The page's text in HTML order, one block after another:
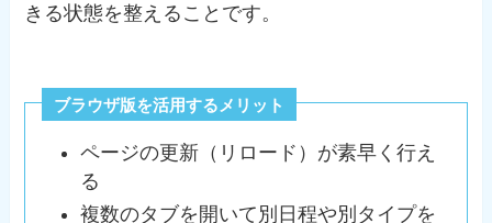
きる状態を整えることです。
ブラウザ版を活用するメリット
ページの更新（リロード）が素早く行え
る
複数のタブを開いて別日程や別タイプを